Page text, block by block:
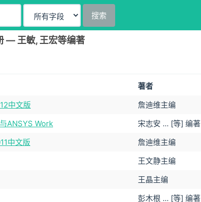
搜索
— 王敏, 王宏等编著
著者
中文版 詹迪维主编
ANSYS Work 宋志安 ... [等] 编著
中文版 詹迪维主编
王文静主编
王晶主编
彭木根 ... [等] 编著